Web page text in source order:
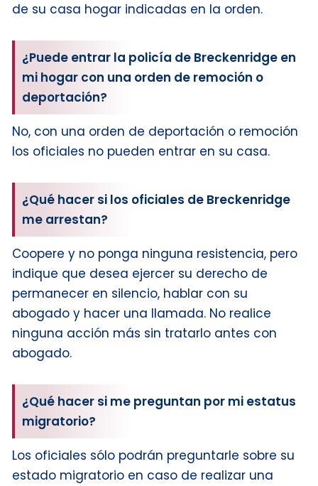
de su casa hogar indicadas en la orden.
¿Puede entrar la policía de Breckenridge en
mi hogar con una orden de remoción o
deportación?
No, con una orden de deportación o remoción
los oficiales no pueden entrar en su casa.
¿Qué hacer si los oficiales de Breckenridge
me arrestan?
Coopere y no ponga ninguna resistencia, pero
indique que desea ejercer su derecho de
permanecer en silencio, hablar con su
abogado y hacer una llamada. No realice
ninguna acción más sin tratarlo antes con
abogado.
¿Qué hacer si me preguntan por mi estatus
migratorio?
Los oficiales sólo podrán preguntarle sobre su
estado migratorio en caso de realizar una